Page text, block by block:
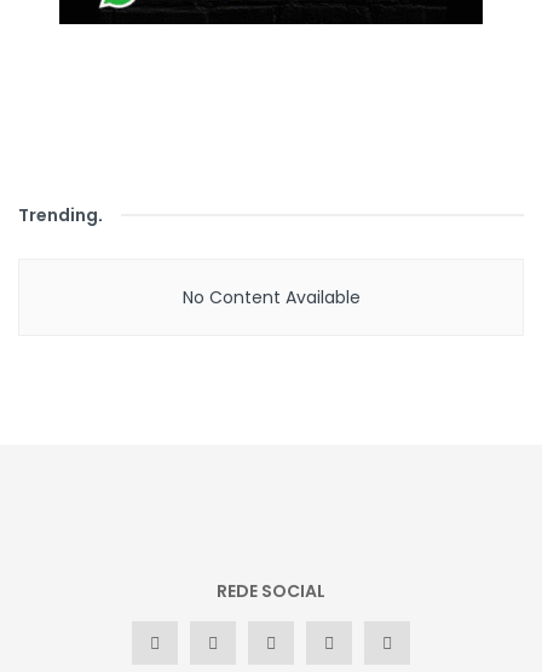
Trending.
No Content Available
REDE SOCIAL